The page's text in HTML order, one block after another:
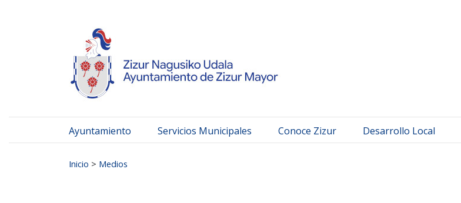
Ayuntamiento Servicios Municipales Conoce Zizur Desarrollo Local
Inicio > Medios